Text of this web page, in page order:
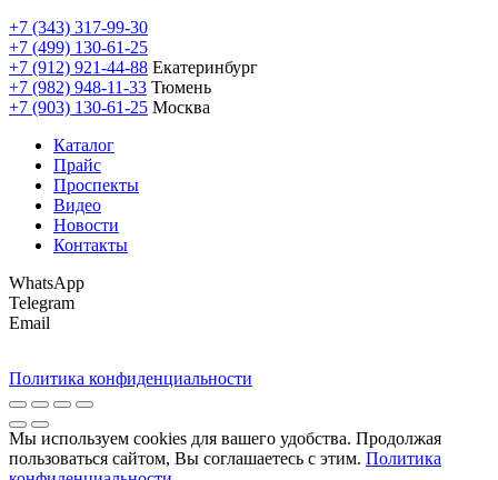
+7 (343) 317-99-30
+7 (499) 130-61-25
+7 (912) 921-44-88 Екатеринбург
+7 (982) 948-11-33 Тюмень
+7 (903) 130-61-25 Москва
Каталог
Прайс
Проспекты
Видео
Новости
Контакты
WhatsApp
Telegram
Email
Политика конфиденциальности
Мы используем cookies для вашего удобства. Продолжая
пользоваться сайтом, Вы соглашаетесь с этим. Политика